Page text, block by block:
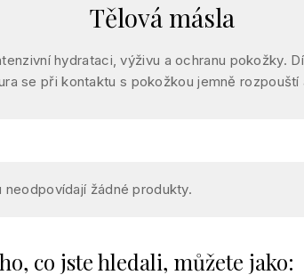
Tělová másla
hydrataci, výživu a ochranu pokožky.
se při kontaktu s pokožkou jemně
neodpovídají žádné produkty.
co jste hledali, můžete jako: